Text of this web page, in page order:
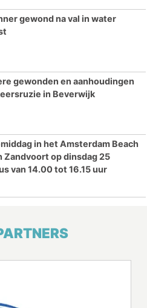
gewond na val in water
gewonden en aanhoudingen
in Beverwijk
in het Amsterdam Beach
Zandvoort op dinsdag 25
van 14.00 tot 16.15 uur